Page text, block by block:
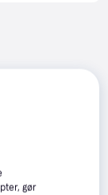
gør